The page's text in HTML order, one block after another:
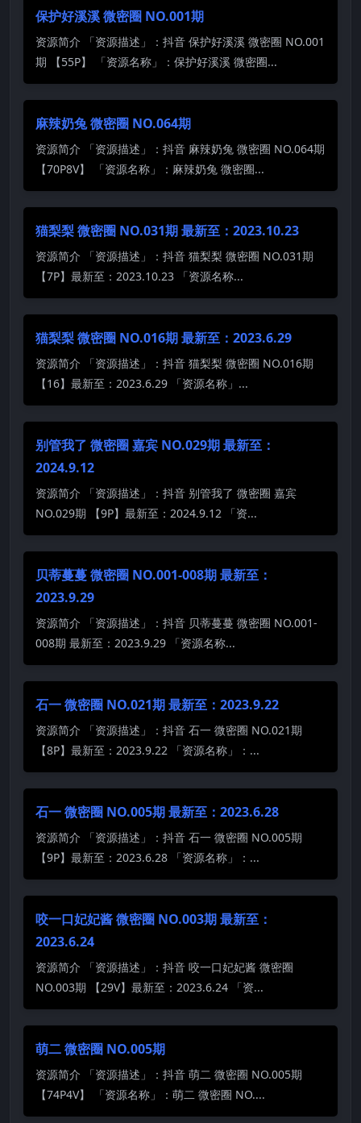
保护好溪溪 微密圈 NO.001期
资源简介 「资源描述」：抖音 保护好溪溪 微密圈 NO.001
期 【55P】 「资源名称」：保护好溪溪 微密圈...
麻辣奶兔 微密圈 NO.064期
资源简介 「资源描述」：抖音 麻辣奶兔 微密圈 NO.064期
【70P8V】 「资源名称」：麻辣奶兔 微密圈...
猫梨梨 微密圈 NO.031期 最新至：2023.10.23
资源简介 「资源描述」：抖音 猫梨梨 微密圈 NO.031期
【7P】最新至：2023.10.23 「资源名称...
猫梨梨 微密圈 NO.016期 最新至：2023.6.29
资源简介 「资源描述」：抖音 猫梨梨 微密圈 NO.016期
【16】最新至：2023.6.29 「资源名称」...
别管我了 微密圈 嘉宾 NO.029期 最新至：
2024.9.12
资源简介 「资源描述」：抖音 别管我了 微密圈 嘉宾
NO.029期 【9P】最新至：2024.9.12 「资...
贝蒂蔓蔓 微密圈 NO.001-008期 最新至：
2023.9.29
资源简介 「资源描述」：抖音 贝蒂蔓蔓 微密圈 NO.001-
008期 最新至：2023.9.29 「资源名称...
石一 微密圈 NO.021期 最新至：2023.9.22
资源简介 「资源描述」：抖音 石一 微密圈 NO.021期
【8P】最新至：2023.9.22 「资源名称」：...
石一 微密圈 NO.005期 最新至：2023.6.28
资源简介 「资源描述」：抖音 石一 微密圈 NO.005期
【9P】最新至：2023.6.28 「资源名称」：...
咬一口妃妃酱 微密圈 NO.003期 最新至：
2023.6.24
资源简介 「资源描述」：抖音 咬一口妃妃酱 微密圈
NO.003期 【29V】最新至：2023.6.24 「资...
萌二 微密圈 NO.005期
资源简介 「资源描述」：抖音 萌二 微密圈 NO.005期
【74P4V】 「资源名称」：萌二 微密圈 NO....